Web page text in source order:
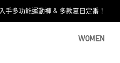
手多功能運動褲 & 多款夏日定番！​
WOMEN